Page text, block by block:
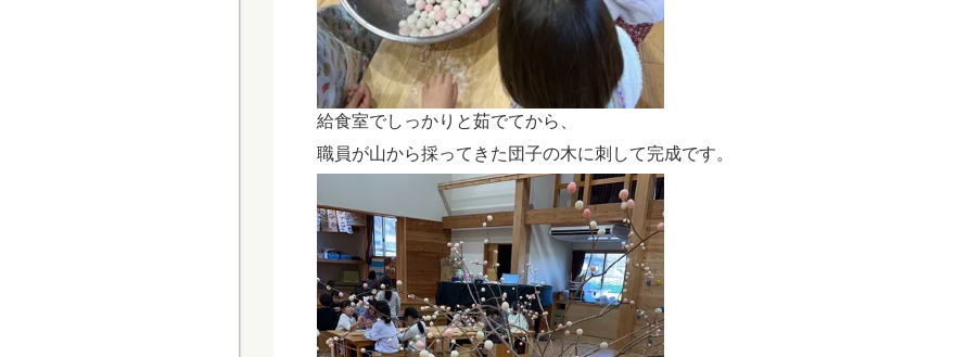
給食室でしっかりと茹でてから、
職員が山から採ってきた団子の木に刺して完成です。